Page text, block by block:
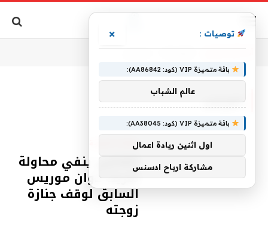
موريس
مقالات قانونية
القاضي ينفي محاولة
شريك دوان موريس
السابق لوقف جنازة
زوجته
توصيات : ×
باقة متميزة VIP (كود: AA86842):
عالم الشباب
باقة متميزة VIP (كود: AA38045):
اول اثنين ريادة اعمال
مشاركة ارباح ادسنس